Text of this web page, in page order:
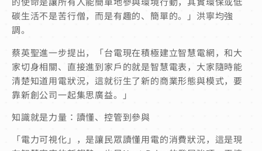
碳生活不是苦行僧，而是有趣的、簡單的。」洪寧均強
調。
蔡英聖進一步提出，「台電現在積極建立智慧電網，和大
家切身相關、直接進到家戶的就是智慧電表，大家隨時能
清楚知道用電狀況，這就衍生了新的商業形態與模式，要
靠新創公司一起集思廣益。」
知識就是力量：讀懂、控管到參與
「電力可視化」，是讓民眾讀懂用電的消費狀況，這是現